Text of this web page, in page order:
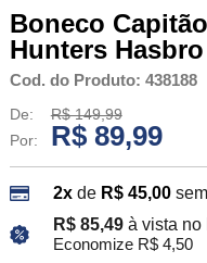
Boneco
Hunters Hasbro
Cod. do Produto: 438188
De:
R$ 149,99
Por:
R$ 89,99
2xde R$ 45,00
R$ 85,49 à vista no
Economize R$ 4,50